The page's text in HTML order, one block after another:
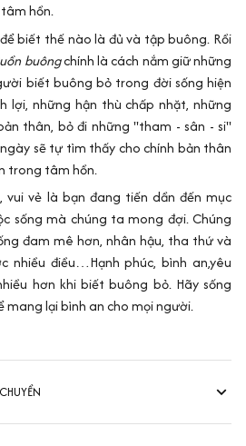
hồn.
biết thế nào là đủ và tập buông. Rồi
buôngchính là cách nắm giữ những
biết buông bỏ trong đời sống hiện
lợi, những hận thù chấp nhặt, những
thân, bỏ đi những "tham - sân - si"
sẽ tự tìm thấy cho chính bản thân
trong tâm hồn.
vui vẻ là bạn đang tiến dần đến mục
sống mà chúng ta mong đợi. Chúng
đam mê hơn, nhân hậu, tha thứ và
nhiều điều…Hạnh phúc, bình an,yêu
hơn khi biết buông bỏ. Hãy sống
mang lại bình an cho mọi người.